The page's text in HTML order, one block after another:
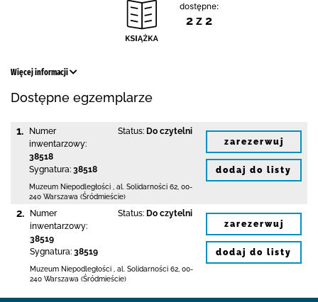
dostępne:
2 z 2
Więcej informacji
Dostępne egzemplarze
1.
Numer
inwentarzowy:
38518
Sygnatura: 38518
Status: Do czytelni
Muzeum Niepodległości al. Solidarności 62 00-
240 Warszawa (Śródmieście)
zarezerwuj
dodaj do listy
2.
Numer
inwentarzowy:
38519
Sygnatura: 38519
Status: Do czytelni
Muzeum Niepodległości al. Solidarności 62 00-
240 Warszawa (Śródmieście)
zarezerwuj
dodaj do listy